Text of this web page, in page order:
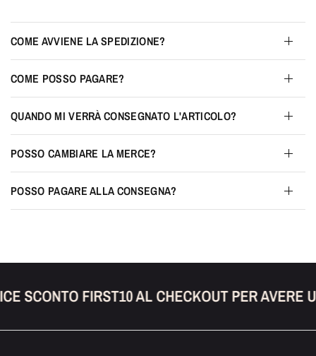
COME AVVIENE LA SPEDIZIONE?
COME POSSO PAGARE?
QUANDO MI VERRÀ CONSEGNATO L'ARTICOLO?
POSSO CAMBIARE LA MERCE?
POSSO PAGARE ALLA CONSEGNA?
SCONTO FIRST10 AL CHECKOUT PER AVERE